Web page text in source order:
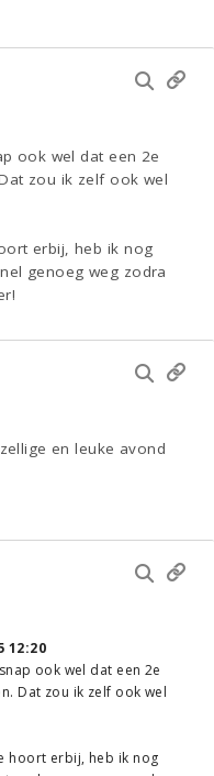
ook wel dat een 2e
zou ik zelf ook wel
erbij, heb ik nog
genoeg weg zodra
en leuke avond
12:20
ook wel dat een 2e
Dat zou ik zelf ook wel
hoort erbij, heb ik nog